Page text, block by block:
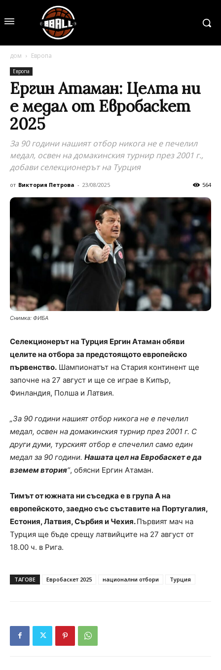
дом Европа
Европа
Ергин Атаман: Целта ни
е медал от Евробаскет
2025
За 90 години нашият отбор никога не е печелил
медал, освен на домакинския турнир през 2001 г.,
добави селекционерът на Турция
от Виктория Петрова - 23/08/2025 564
Снимка: ФИБА
Селекционерът на Турция Ергин Атаман обяви
целите на отбора за предстоящото европейско
първенство. Шампионатът на Стария континент ще
започне на 27 август и ще се играе в Кипър,
Финландия, Полша и Латвия.
„За 90 години нашият отбор никога не е печелил
медал, освен на домакинския турнир през 2001 г. С
други думи, турският отбор е спечелил само един
медал за 90 години. Нашата цел на Евробаскет е да
вземем втория“, обясни Ергин Атаман.
Тимът от южната ни съседка е в група А на
европейското, заедно със съставите на Португалия,
Естония, Латвия, Сърбия и Чехия.Първият мач на
Турция ще бъде срещу латвийците на 27 август от
18.00 ч. в Рига.
ТАГОВЕ Евробаскет 2025 национални отбори Турция